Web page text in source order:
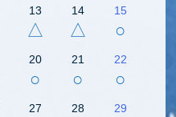
13
△
14
△
15
○
20
○
21
○
22
○
27 28 29